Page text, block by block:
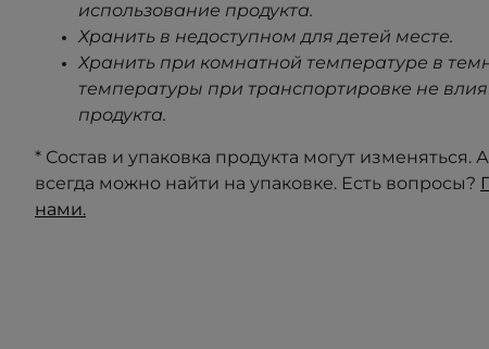
использование продукта.
Хранить в недоступном для детей месте.
Хранить при комнатной температуре в
температуры при транспортировке не
продукта.
* Состав и упаковка продукта могут
всегда можно найти на упаковке. Есть вопросы?
нами.